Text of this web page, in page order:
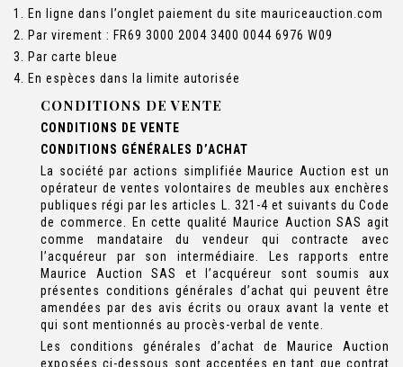
1. En ligne dans l’onglet paiement du site mauriceauction.com
2. Par virement : FR69 3000 2004 3400 0044 6976 W09
3. Par carte bleue
4. En espèces dans la limite autorisée
CONDITIONS DE VENTE
CONDITIONS DE VENTE
CONDITIONS GÉNÉRALES D’ACHAT
La société par actions simplifiée Maurice Auction est un
opérateur de ventes volontaires de meubles aux enchères
publiques régi par les articles L. 321-4 et suivants du Code
de commerce. En cette qualité Maurice Auction SAS agit
comme mandataire du vendeur qui contracte avec
l’acquéreur par son intermédiaire. Les rapports entre
Maurice Auction SAS et l’acquéreur sont soumis aux
présentes conditions générales d’achat qui peuvent être
amendées par des avis écrits ou oraux avant la vente et
qui sont mentionnés au procès-verbal de vente.
Les conditions générales d’achat de Maurice Auction
exposées ci-dessous sont acceptées en tant que contrat